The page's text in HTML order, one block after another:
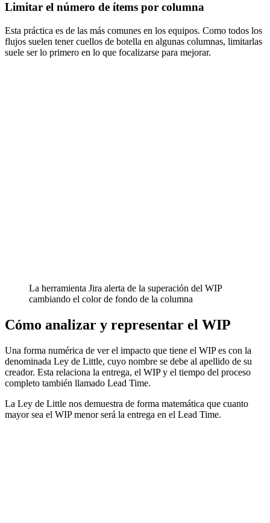
Limitar el número de ítems por columna
Esta práctica es de las más comunes en los equipos. Como todos los
flujos suelen tener cuellos de botella en algunas columnas, limitarlas
suele ser lo primero en lo que focalizarse para mejorar.
La herramienta Jira alerta de la superación del WIP
cambiando el color de fondo de la columna
Cómo analizar y representar el WIP
Una forma numérica de ver el impacto que tiene el WIP es con la
denominada Ley de Little, cuyo nombre se debe al apellido de su
creador. Esta relaciona la entrega, el WIP y el tiempo del proceso
completo también llamado Lead Time.
La Ley de Little nos demuestra de forma matemática que cuanto
mayor sea el WIP menor será la entrega en el Lead Time.